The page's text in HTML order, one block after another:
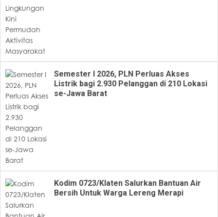
Semester I 2026, PLN Perluas Akses
Listrik bagi 2.930 Pelanggan di 210 Lokasi
se-Jawa Barat
Kodim 0723/Klaten Salurkan Bantuan Air
Bersih Untuk Warga Lereng Merapi